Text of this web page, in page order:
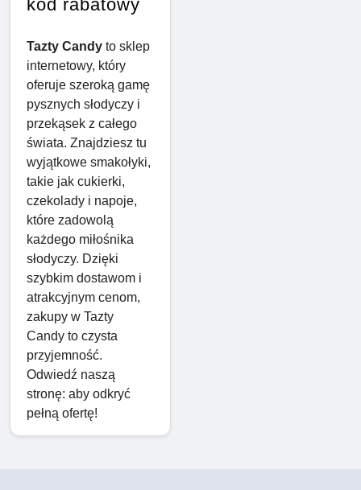
kod rabatowy
Tazty Candy to sklep
internetowy, który
oferuje szeroką gamę
pysznych słodyczy i
przekąsek z całego
świata. Znajdziesz tu
wyjątkowe smakołyki,
takie jak cukierki,
czekolady i napoje,
które zadowolą
każdego miłośnika
słodyczy. Dzięki
szybkim dostawom i
atrakcyjnym cenom,
zakupy w Tazty
Candy to czysta
przyjemność.
Odwiedź naszą
stronę: aby odkryć
pełną ofertę!